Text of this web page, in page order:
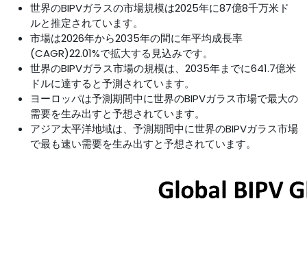
世界のBIPVガラスの市場規模は2025年に87億8千万米ド
ルと推定されています。
市場は2026年から2035年の間に年平均成長率
(CAGR)22.01%で拡大する見込みです。
世界のBIPVガラス市場の規模は、2035年までに641.7億米
ドルに達すると予測されています。
ヨーロッパは予測期間中に世界のBIPVガラス市場で最大の
需要を生み出すと予想されています。
アジア太平洋地域は、予測期間中に世界のBIPVガラス市場
で最も速い需要を生み出すと予想されています。